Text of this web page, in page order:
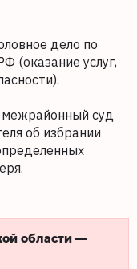
дело по
(оказание услуг,
суд
об избрании
области —